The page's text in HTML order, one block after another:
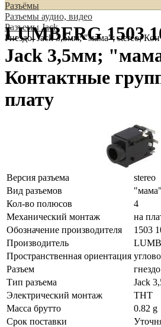
Разъёмы
Разъeмы аудио, видео
Разъeмы Jack
Гнездо; Jack 3,5мм; "мама"; stereo;
LUMBERG 1503
Jack 3,5мм;
Контактные
плату
Версия разъема
stereo
Вид разъемов
"мама"
Кол-во полюсов
4
Механический монтаж
на
Обозначение производителя
1503
Производитель
Пространственная ориентация
Разъем
гнездо
Тип разъема
Jack
Электрический монтаж
THT
Масса брутто
0.82 g
Срок поставки